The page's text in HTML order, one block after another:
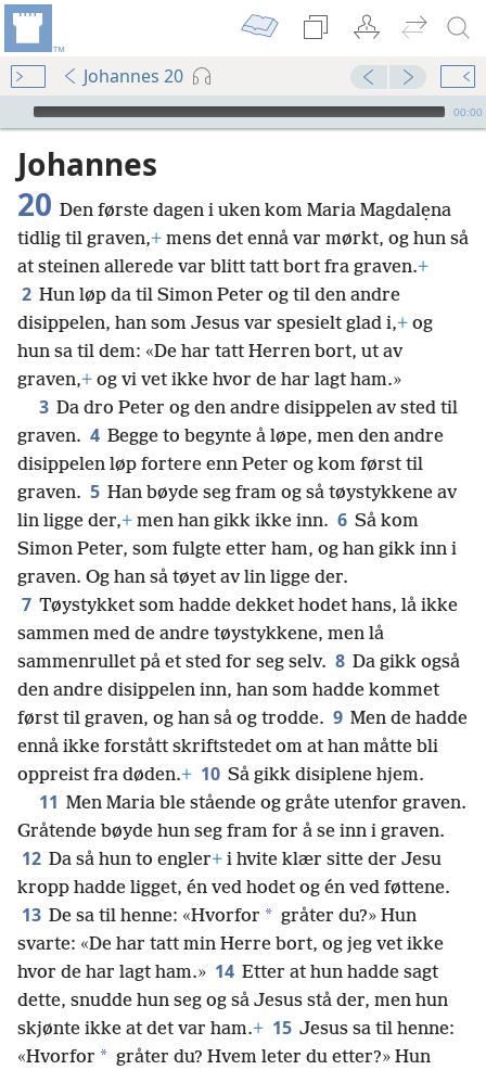
Johannes 20
Audio Player
00:00
Johannes
20 Den første dagen i uken kom Maria Magdalẹna
tidlig til graven,+ mens det ennå var mørkt, og hun så
at steinen allerede var blitt tatt bort fra graven.+
2 Hun løp da til Simon Peter og til den andre
disippelen, han som Jesus var spesielt glad i,+ og
hun sa til dem: «De har tatt Herren bort, ut av
graven,+ og vi vet ikke hvor de har lagt ham.»
3 Da dro Peter og den andre disippelen av sted til
graven. 4 Begge to begynte å løpe, men den andre
disippelen løp fortere enn Peter og kom først til
graven. 5 Han bøyde seg fram og så tøystykkene av
lin ligge der,+ men han gikk ikke inn. 6 Så kom
Simon Peter, som fulgte etter ham, og han gikk inn i
graven. Og han så tøyet av lin ligge der.
7 Tøystykket som hadde dekket hodet hans, lå ikke
sammen med de andre tøystykkene, men lå
sammenrullet på et sted for seg selv. 8 Da gikk også
den andre disippelen inn, han som hadde kommet
først til graven, og han så og trodde. 9 Men de hadde
ennå ikke forstått skriftstedet om at han måtte bli
oppreist fra døden.+ 10 Så gikk disiplene hjem.
11 Men Maria ble stående og gråte utenfor graven.
Gråtende bøyde hun seg fram for å se inn i graven.
12 Da så hun to engler+ i hvite klær sitte der Jesu
kropp hadde ligget, én ved hodet og én ved føttene.
13 De sa til henne: «Hvorfor * gråter du?» Hun
svarte: «De har tatt min Herre bort, og jeg vet ikke
hvor de har lagt ham.» 14 Etter at hun hadde sagt
dette, snudde hun seg og så Jesus stå der, men hun
skjønte ikke at det var ham.+ 15 Jesus sa til henne:
«Hvorfor * gråter du? Hvem leter du etter?» Hun